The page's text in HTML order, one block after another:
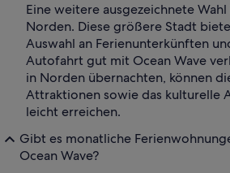
Eine weitere ausgezeichnete
Norden. Diese größere Stadt
Auswahl an Ferienunterkünften
Autofahrt gut mit Ocean Wave
in Norden übernachten, können
Attraktionen sowie das kulturelle
leicht erreichen.
Gibt es monatliche
Ocean Wave?